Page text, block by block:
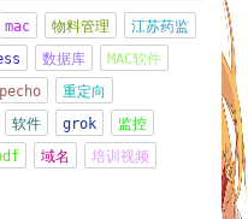
都做的不好，因为太忙
mac 物料管理
江苏药监
数据库
MAC软件
重定向
软件 grok
监控
域名
培训视频